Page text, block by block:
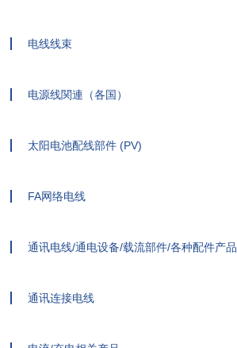
电线线束
电源线関連（各国）
太阳电池配线部件 (PV)
FA网络电线
通讯电线/通电设备/载流部件/各种配件产品
通讯连接电线